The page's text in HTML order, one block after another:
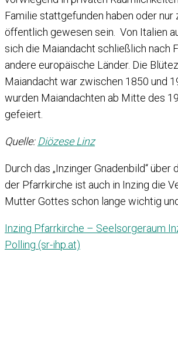
Familie stattgefunden haben oder nur
öffentlich gewesen sein. Von Italien
sich die Maiandacht schließlich nach
andere europäische Länder. Die
Maiandacht war zwischen 1850 und
wurden Maiandachten ab Mitte des
gefeiert.
Quelle: Diözese Linz
Durch das „Inzinger Gnadenbild“ über
der Pfarrkirche ist auch in Inzing die
Mutter Gottes schon lange wichtig
Inzing Pfarrkirche – Seelsorgeraum
Polling (sr-ihp.at)